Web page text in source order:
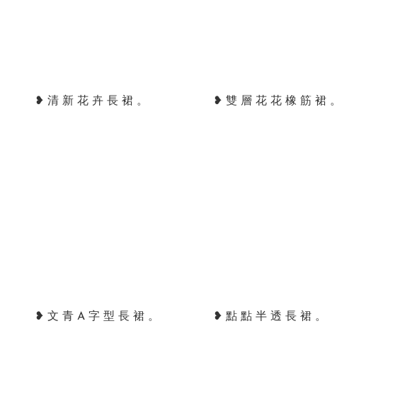
❥ 清 新 花 卉 長 裙 。 ❥ 雙 層 花 花 橡 筋 裙 。
❥ 文 青 A 字 型 長 裙 。 ❥ 點 點 半 透 長 裙 。